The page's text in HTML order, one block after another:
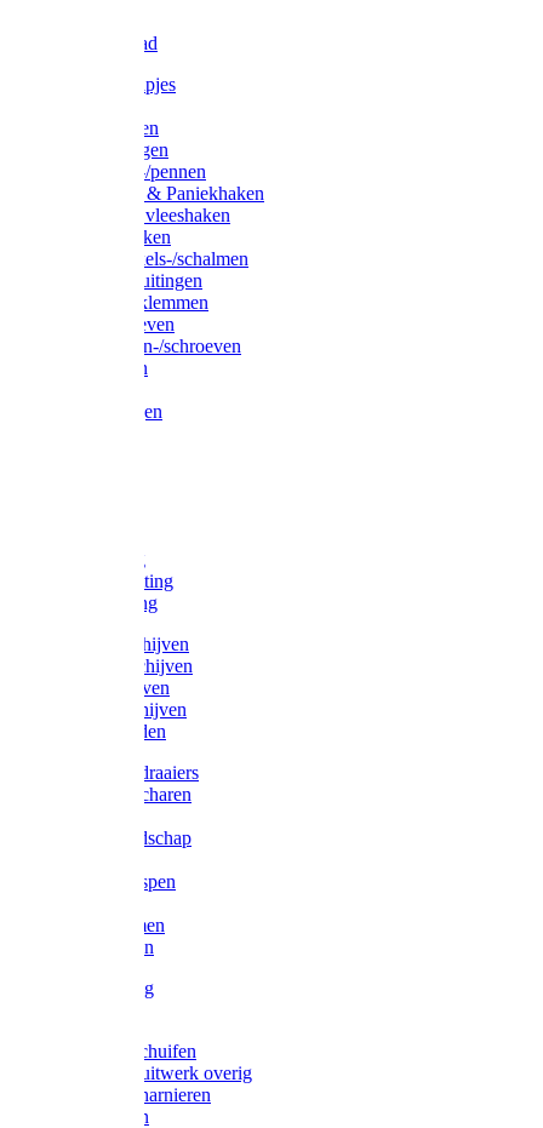
Waslijndraad
Simplexknipjes
Sleutelringen
Gelaste ringen
Borgveren-/pennen
Musketons & Paniekhaken
S-haken & vleeshaken
Karabijnhaken
Noodschakels-/schalmen
Harp-/D-sluitingen
Staaldraadklemmen
Spanschroeven
Ringmoeren-/schroeven
Puntkousen
Aanlegringen
Voetketting
Scheepsketting
Victorketting
Afbraamschijven
Doorslijpschijven
Lamelschijven
Diamantschijven
Laselektroden
Schroevendraaiers
Tangen / Scharen
Meetgereedschap
Vijlen / Raspen
Lijmklemmen
Waterpassen
Bouwbeslag
Grendels/schuifen
Hang en sluitwerk overig
Hengen/scharnieren
Scharnieren